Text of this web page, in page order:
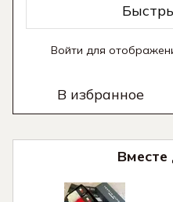
Войти для
В избранное